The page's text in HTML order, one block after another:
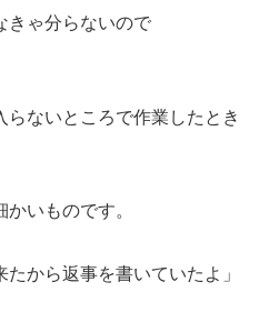
きゃ分らないので
ないところで作業したとき
いものです。
たから返事を書いていたよ」